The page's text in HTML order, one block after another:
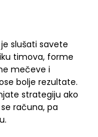
slušati savete
timova, forme
mečeve i
bolje rezultate.
strategiju ako
računa, pa